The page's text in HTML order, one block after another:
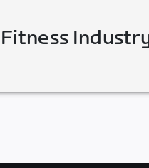
Fitness